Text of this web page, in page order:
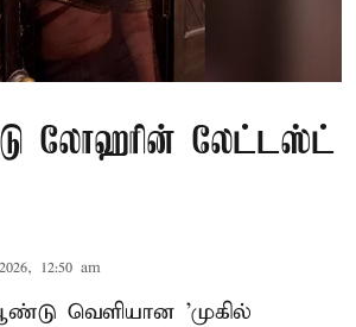
லோஹரின் லேட்டஸ்ட்
12:50 am
வெளியான 'முகில்